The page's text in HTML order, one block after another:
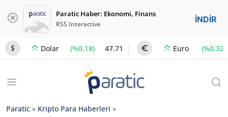
Paratic Haber: Ekonomi, Finans
RSS Interactive İNDİR
Dolar (%0.18) 47.71 Euro (%0.32)
Paratic » Kripto Para Haberleri »